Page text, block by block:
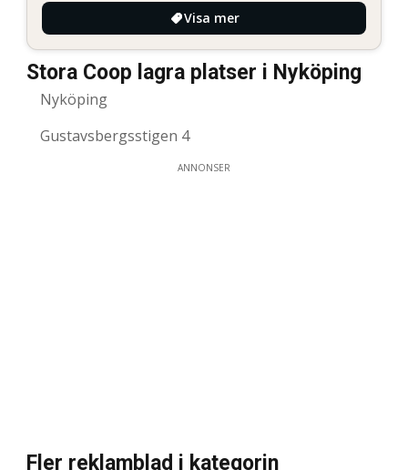
Visa mer
Stora Coop lagra platser i Nyköping
Nyköping
Gustavsbergsstigen 4
ANNONSER
Fler reklamblad i kategorin